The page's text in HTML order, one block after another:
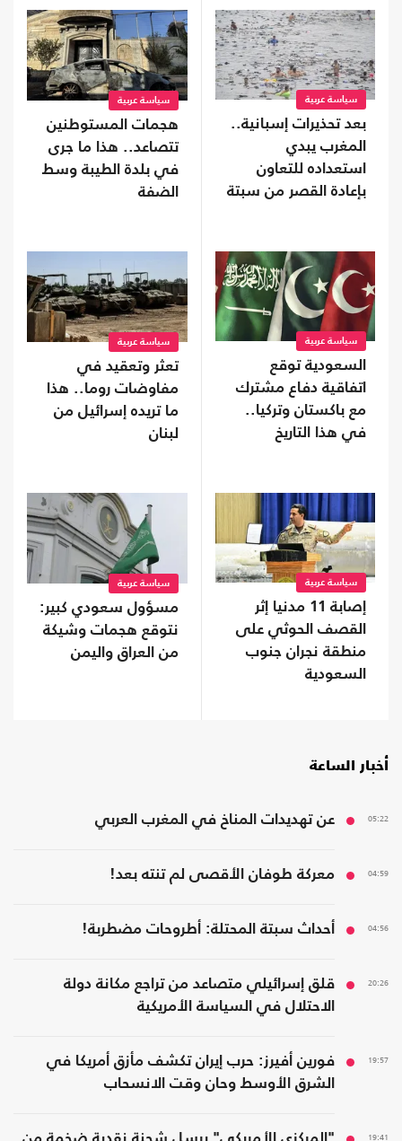
سياسة عربية
بعد تحذيرات إسبانية..
المغرب يبدي
استعداده للتعاون
بإعادة القصر من سبتة
سياسة عربية
هجمات المستوطنين
تتصاعد.. هذا ما جرى
في بلدة الطيبة وسط
الضفة
سياسة عربية
السعودية توقع
اتفاقية دفاع مشترك
مع باكستان وتركيا..
في هذا التاريخ
سياسة عربية
تعثر وتعقيد في
مفاوضات روما.. هذا
ما تريده إسرائيل من
لبنان
سياسة عربية
إصابة 11 مدنيا إثر
القصف الحوثي على
منطقة نجران جنوب
السعودية
سياسة عربية
مسؤول سعودي كبير:
نتوقع هجمات وشيكة
من العراق واليمن
أخبار الساعة
05:22 عن تهديدات المناخ في المغرب العربي
04:59 معركة طوفان الأقصى لم تنته بعد!
04:56 أحداث سبتة المحتلة: أطروحات مضطربة!
20:26
قلق إسرائيلي متصاعد من تراجع مكانة دولة
الاحتلال في السياسة الأمريكية
19:57
فورين أفيرز: حرب إيران تكشف مأزق أمريكا في
الشرق الأوسط وحان وقت الانسحاب
19:41